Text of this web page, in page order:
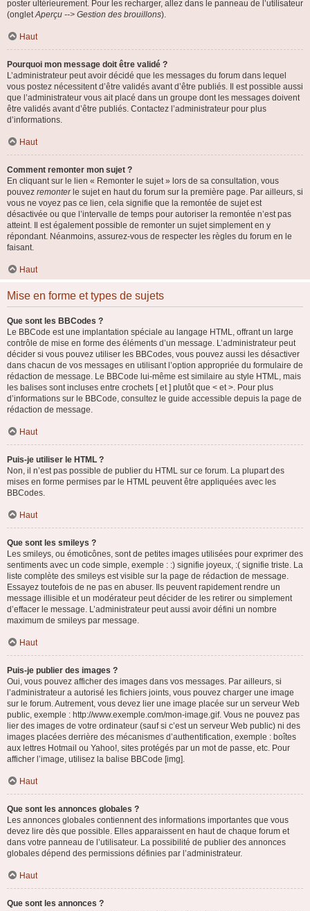
poster ultérieurement. Pour les recharger, allez dans le panneau de l’utilisateur
(ongletAperçu --> Gestion des brouillons).
Haut
Pourquoi mon message doit être validé ?
L’administrateur peut avoir décidé que les messages du forum dans lequel
vous postez nécessitent d’être validés avant d’être publiés. Il est possible aussi
que l’administrateur vous ait placé dans un groupe dont les messages doivent
être validés avant d’être publiés. Contactez l’administrateur pour plus
d’informations.
Haut
Comment remonter mon sujet ?
En cliquant sur le lien « Remonter le sujet » lors de sa consultation, vous
pouvez remonterle sujet en haut du forum sur la première page. Par ailleurs, si
vous ne voyez pas ce lien, cela signifie que la remontée de sujet est
désactivée ou que l’intervalle de temps pour autoriser la remontée n’est pas
atteint. Il est également possible de remonter un sujet simplement en y
répondant. Néanmoins, assurez-vous de respecter les règles du forum en le
faisant.
Haut
Mise en forme et types de sujets
Que sont les BBCodes ?
Le BBCode est une implantation spéciale au langage HTML, offrant un large
contrôle de mise en forme des éléments d’un message. L’administrateur peut
décider si vous pouvez utiliser les BBCodes, vous pouvez aussi les désactiver
dans chacun de vos messages en utilisant l’option appropriée du formulaire de
rédaction de message. Le BBCode lui-même est similaire au style HTML, mais
les balises sont incluses entre crochets [ et ] plutôt que < et >. Pour plus
d’informations sur le BBCode, consultez le guide accessible depuis la page de
rédaction de message.
Haut
Puis-je utiliser le HTML ?
Non, il n’est pas possible de publier du HTML sur ce forum. La plupart des
mises en forme permises par le HTML peuvent être appliquées avec les
BBCodes.
Haut
Que sont les smileys ?
Les smileys, ou émoticônes, sont de petites images utilisées pour exprimer des
sentiments avec un code simple, exemple : :) signifie joyeux, :( signifie triste. La
liste complète des smileys est visible sur la page de rédaction de message.
Essayez toutefois de ne pas en abuser. Ils peuvent rapidement rendre un
message illisible et un modérateur peut décider de les retirer ou simplement
d’effacer le message. L’administrateur peut aussi avoir défini un nombre
maximum de smileys par message.
Haut
Puis-je publier des images ?
Oui, vous pouvez afficher des images dans vos messages. Par ailleurs, si
l’administrateur a autorisé les fichiers joints, vous pouvez charger une image
sur le forum. Autrement, vous devez lier une image placée sur un serveur Web
public, exemple : http://www.exemple.com/mon-image.gif. Vous ne pouvez pas
lier des images de votre ordinateur (sauf si c’est un serveur Web public) ni des
images placées derrière des mécanismes d’authentification, exemple : boîtes
aux lettres Hotmail ou Yahoo!, sites protégés par un mot de passe, etc. Pour
afficher l’image, utilisez la balise BBCode [img].
Haut
Que sont les annonces globales ?
Les annonces globales contiennent des informations importantes que vous
devez lire dès que possible. Elles apparaissent en haut de chaque forum et
dans votre panneau de l’utilisateur. La possibilité de publier des annonces
globales dépend des permissions définies par l’administrateur.
Haut
Que sont les annonces ?